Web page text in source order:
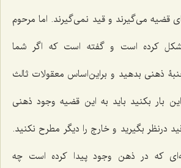
قضیه می‌گیرند و قید نمی‌گیرند. اما مرحوم
کرده است و گفته است که اگر شما
ذهنی بدهید و براین‌اساس معقولات ثالث
بار بکنید باید به این قضیه وجود ذهنی
درنظر بگیرید و خارج را دیگر مطرح نکنید.
که در ذهن وجود پیدا کرده است چه